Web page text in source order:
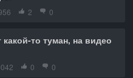
2 0
то туман, на видео
0 0